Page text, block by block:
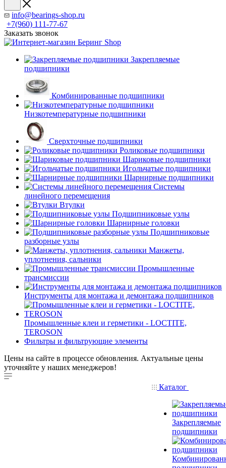
info@bearings-shop.ru
+7(960) 111-77-67
Заказать звонок
Закрепляемые
подшипники
Комбинированные подшипники
Низкотемпературные подшипники
Сверхточные подшипники
Роликовые подшипники
Шариковые подшипники
Игольчатые подшипники
Шарнирные подшипники
Системы
линейного перемещения
Втулки
Подшипниковые узлы
Шарнирные головки
Подшипниковые
разборные узлы
Манжеты,
уплотнения, сальники
Промышленные
трансмиссии
Инструменты для монтажа и демонтажа подшипников
Промышленные клеи и герметики - LOCTITE,
TEROSON
Фильтры и фильтрующие элементы
Цены на сайте в процессе обновления. Актуальные цены
уточняйте у наших менеджеров!
Каталог
Закрепляемые
подшипники